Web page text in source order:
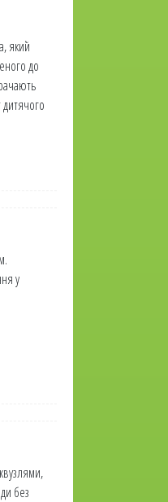
який
до
у
без